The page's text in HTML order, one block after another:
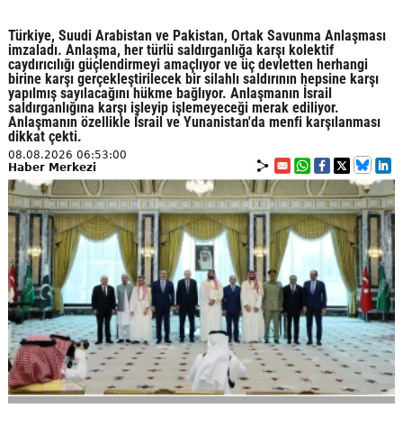
Türkiye, Suudi Arabistan ve Pakistan, Ortak Savunma Anlaşması
imzaladı. Anlaşma, her türlü saldırganlığa karşı kolektif
caydırıcılığı güçlendirmeyi amaçlıyor ve üç devletten herhangi
birine karşı gerçekleştirilecek bir silahlı saldırının hepsine karşı
yapılmış sayılacağını hükme bağlıyor. Anlaşmanın İsrail
saldırganlığına karşı işleyip işlemeyeceği merak ediliyor.
Anlaşmanın özellikle İsrail ve Yunanistan'da menfi karşılanması
dikkat çekti.
08.08.2026 06:53:00
Haber Merkezi